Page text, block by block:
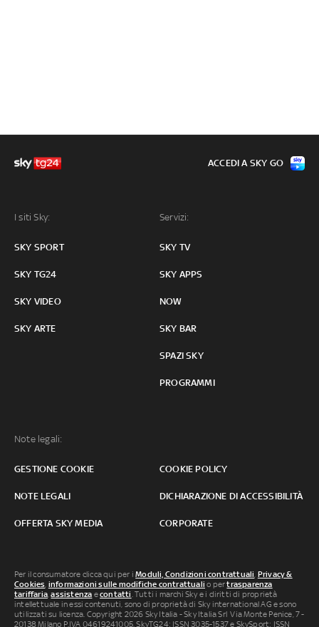
I siti Sky:
SKY SPORT
SKY TG24
SKY VIDEO
SKY ARTE
Servizi:
SKY TV
SKY APPS
NOW
SKY BAR
SPAZI SKY
PROGRAMMI
Note legali:
GESTIONE COOKIE COOKIE POLICY
NOTE LEGALI DICHIARAZIONE DI ACCESSIBILITÀ
OFFERTA SKY MEDIA CORPORATE
ACCEDI A SKY GO
Per il consumatore clicca qui per iModuli, Condizioni contrattuali, Privacy &
Cookies, informazioni sulle modifiche contrattuali o pertrasparenza
tariffaria,assistenza econtatti. Tutti i marchi Sky e i diritti di proprietà
intellettuale in essi contenuti, sono di proprietà di Sky international AG e sono
utilizzati su licenza. Copyright 2026 Sky Italia - Sky Italia Srl Via Monte Penice, 7 -
20138 Milano P.IVA 04619241005. SkyTG24: ISSN 3035-1537 e SkySport: ISSN